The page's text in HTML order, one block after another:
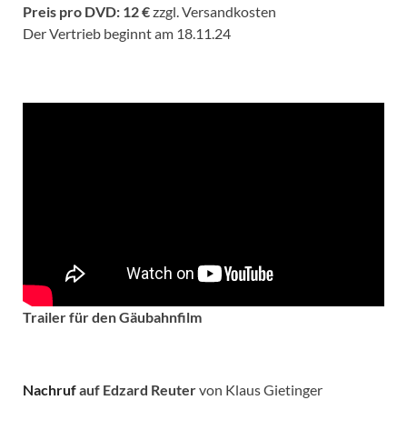
Preis pro DVD: 12 €zzgl. Versandkosten
Der Vertrieb beginnt am 18.11.24
Trailer für den Gäubahnfilm
Nachrufauf Edzard Reutervon Klaus Gietinger